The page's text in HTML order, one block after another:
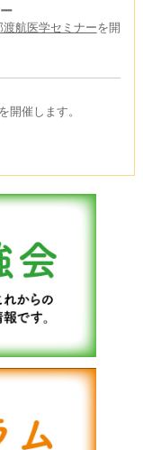
航医学セミナーを開
を開催します。